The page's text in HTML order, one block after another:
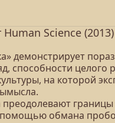
Science (2013)
демонстрирует
способности
на которой
обмана